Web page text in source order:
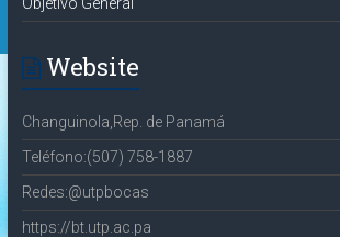
Website
Changuinola,Rep. de Panamá
Teléfono:(507) 758-1887
Redes:@utpbocas
https://bt.utp.ac.pa